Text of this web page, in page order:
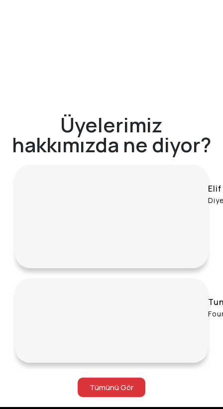
Üyelerimiz
hakkımızda ne diyor?
Elif
Tümünü Gör